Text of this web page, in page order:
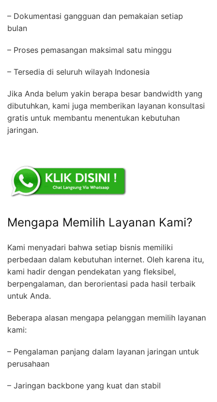
– Dokumentasi gangguan dan pemakaian setiap
bulan
– Proses pemasangan maksimal satu minggu
– Tersedia di seluruh wilayah Indonesia
Jika Anda belum yakin berapa besar bandwidth yang
dibutuhkan, kami juga memberikan layanan konsultasi
gratis untuk membantu menentukan kebutuhan
jaringan.
Mengapa Memilih Layanan Kami?
Kami menyadari bahwa setiap bisnis memiliki
perbedaan dalam kebutuhan internet. Oleh karena itu,
kami hadir dengan pendekatan yang fleksibel,
berpengalaman, dan berorientasi pada hasil terbaik
untuk Anda.
Beberapa alasan mengapa pelanggan memilih layanan
kami:
– Pengalaman panjang dalam layanan jaringan untuk
perusahaan
– Jaringan backbone yang kuat dan stabil